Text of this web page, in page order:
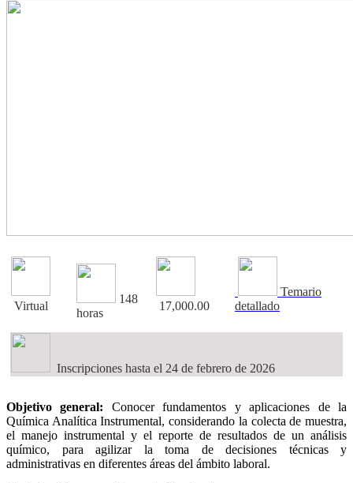
Virtual
148
horas
17,000.00
Temario
detallado
Inscripciones hasta el 24 de febrero de 2026
Objetivo general: Conocer fundamentos y aplicaciones de la
Química Analítica Instrumental, considerando la colecta de muestra,
el manejo instrumental y el reporte de resultados de un análisis
químico, para agilizar la toma de decisiones técnicas y
administrativas en diferentes áreas del ámbito laboral.